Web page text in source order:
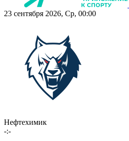
23 сентября 2026, Ср, 00:00
Нефтехимик
-:-